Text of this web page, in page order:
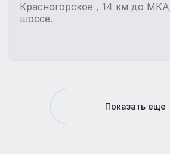
Красногорское , 14 км до
шоссе.
Показать еще